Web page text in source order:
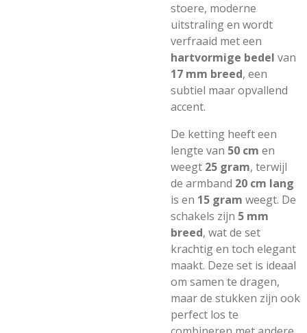
stoere, moderne
uitstraling en wordt
verfraaid met een
hartvormige bedel van
17 mm breed, een
subtiel maar opvallend
accent.
De ketting heeft een
lengte van 50 cm en
weegt 25 gram, terwijl
de armband 20 cm lang
is en 15 gram weegt. De
schakels zijn 5 mm
breed, wat de set
krachtig en toch elegant
maakt. Deze set is ideaal
om samen te dragen,
maar de stukken zijn ook
perfect los te